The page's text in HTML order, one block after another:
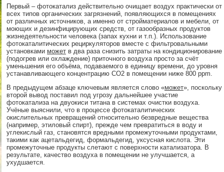
Первый – фотокатализ действительно очищает воздух практически от
всех типов органических загрязнений, появляющихся в помещениях
от различных источников, а именно от стройматериалов и мебели, от
моющих и дезинфицирующих средств, от газообразных продуктов
жизнедеятельности человека (запах кухни и т.п.). Использование
фотокаталитических рециркуляторов вместе с фильтровальными
установками может в два раза снизить затраты на кондиционирование
(подогрев или охлаждение) приточного воздуха просто за счёт
уменьшения его объёма, подаваемого в единицу времени, до уровня
устанавливающего концентрацию CO2 в помещении ниже 800 ppm.
В предыдущем абзаце ключевым является слово «может», поскольку
второй вывод поставил под угрозу дальнейшее участие
фотокатализа на двуокиси титана в системах очистки воздуха.
Учёные выяснили, что в процессе фотокаталитических
окислительных превращений относительно безвредные вещества
(например, этиловый спирт), прежде чем превратиться в воду и
углекислый газ, становятся вредными промежуточными продуктами,
такими как ацетальдегид, формальдегид, уксусная кислота. Эти
промежуточные продукты слетают с поверхности катализатора. В
результате, качество воздуха в помещении не улучшается, а
ухудшается.